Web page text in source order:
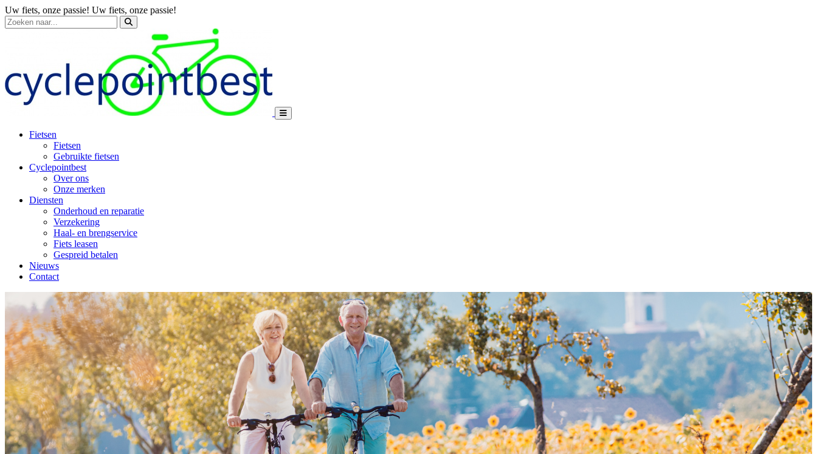
Uw fiets, onze passie! Uw fiets, onze passie!
Fietsen
Fietsen
Gebruikte fietsen
Cyclepointbest
Over ons
Onze merken
Diensten
Onderhoud en reparatie
Verzekering
Haal- en brengservice
Fiets leasen
Gespreid betalen
Nieuws
Contact